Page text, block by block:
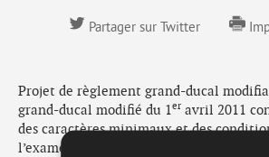
Partager sur Twitter
Projet de règlement grand-ducal
grand-ducal modifié du 1er avril 2011
des caractères minimaux et des
l’examen de certaines variétés d’espèces